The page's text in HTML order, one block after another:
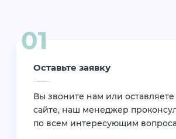
Оставьте заявку
Вы звоните нам или оставляете
сайте, наш менеджер
по всем интересующим